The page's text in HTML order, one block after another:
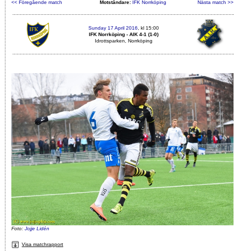
<< Föregående match
Motståndare: IFK Norrköping Nästa match >>
Sunday 17 April 2016 , kl 15:00
IFK Norrköping - AIK 4-1 (1-0)
Idrottsparken, Norrköping
Foto: Jojje Lidén
Visa matchrapport